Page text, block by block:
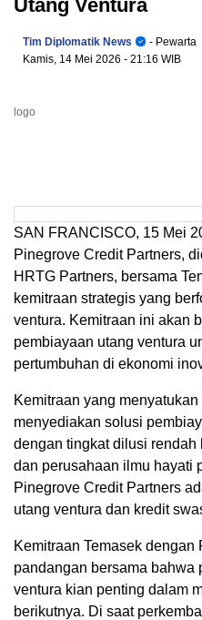
Utang Ventura
Tim Diplomatik News
- Pewarta
Kamis, 14 Mei 2026 - 21:16 WIB
logo
SAN FRANCISCO, 15 Mei
Pinegrove Credit Partners,
HRTG Partners, bersama
kemitraan strategis yang
ventura. Kemitraan ini akan
pembiayaan utang ventura
pertumbuhan di ekonomi
Kemitraan yang
menyediakan solusi
dengan tingkat dilusi
dan perusahaan ilmu hayati
Pinegrove Credit Partners
utang ventura dan kredit
Kemitraan Temasek
pandangan bersama bahwa
ventura kian penting dalam
berikutnya. Di saat